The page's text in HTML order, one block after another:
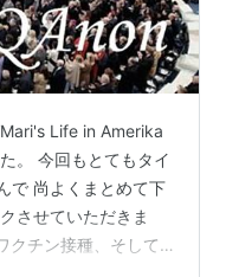
Life in Amerika
。 今回もとてもタイ
で 尚よくまとめて下
させていただきま
チン接種、そして